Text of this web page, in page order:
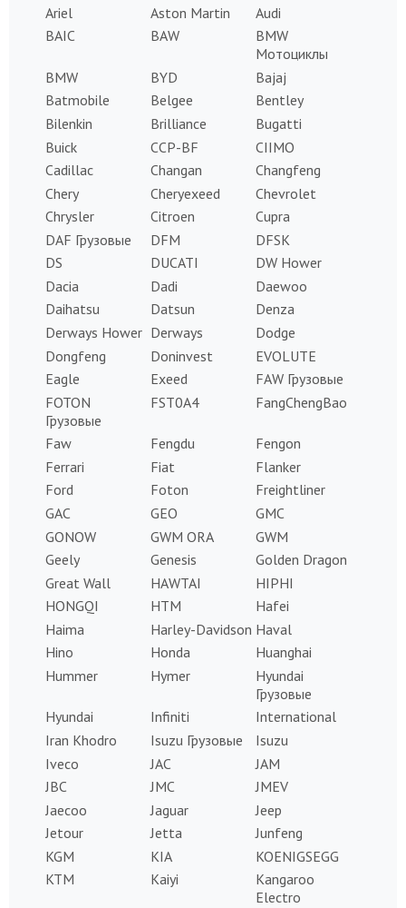
Ariel
Aston Martin
Audi
BAIC
BAW
BMW
Мотоциклы
BMW
BYD
Bajaj
Batmobile
Belgee
Bentley
Bilenkin
Brilliance
Bugatti
Buick
CCP-BF
CIIMO
Cadillac
Changan
Changfeng
Chery
Cheryexeed
Chevrolet
Chrysler
Citroen
Cupra
DAF Грузовые
DFM
DFSK
DS
DUCATI
DW Hower
Dacia
Dadi
Daewoo
Daihatsu
Datsun
Denza
Derways Hower Derways
Dodge
Dongfeng
Doninvest
EVOLUTE
Eagle
Exeed
FAW Грузовые
FOTON
Грузовые
FST0A4 FangChengBao
Faw Fengdu
Fengon
Ferrari
Fiat
Flanker
Ford
Foton
Freightliner
GAC
GEO
GMC
GONOW
GWM ORA
GWM
Geely
Genesis
Golden Dragon
Great Wall
HAWTAI
HIPHI
HONGQI
HTM
Hafei
Haima
Harley-Davidson Haval
Hino
Honda
Huanghai
Hummer
Hymer
Hyundai
Грузовые
Hyundai
Infiniti
International
Iran Khodro
Isuzu Грузовые
Isuzu
Iveco
JAC
JAM
JBC
JMC
JMEV
Jaecoo
Jaguar
Jeep
Jetour
Jetta
Junfeng
KGM
KIA
KOENIGSEGG
KTM
Kaiyi
Kangaroo
Electro